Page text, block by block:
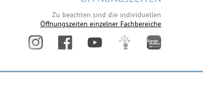
Zu beachten sind die individuellen
Öffnungszeiten einzelner Fachbereiche